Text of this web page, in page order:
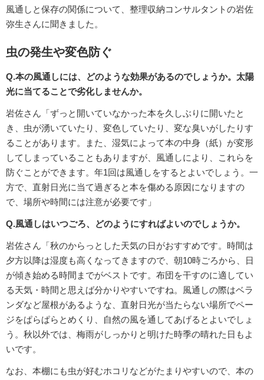
風通しと保存の関係について、整理収納コンサルタントの岩佐
弥生さんに聞きました。
虫の発生や変色防ぐ
Q.本の風通しには、どのような効果があるのでしょうか。太陽
光に当てることで劣化しませんか。
岩佐さん「ずっと開いていなかった本を久しぶりに開いたと
き、虫が湧いていたり、変色していたり、変な臭いがしたりす
ることがあります。また、湿気によって本の中身（紙）が変形
してしまっていることもありますが、風通しにより、これらを
防ぐことができます。年1回は風通しをするとよいでしょう。一
方で、直射日光に当て過ぎると本を傷める原因になりますの
で、場所や時間には注意が必要です」
Q.風通しはいつごろ、どのようにすればよいのでしょうか。
岩佐さん「秋のからっとした天気の日がおすすめです。時間は
夕方以降は湿度も高くなってきますので、朝10時ごろから、日
が傾き始める時間までがベストです。布団を干すのに適してい
る天気・時間と思えば分かりやすいですね。風通しの際はベラ
ンダなど屋根があるような、直射日光が当たらない場所でペー
ジをぱらぱらとめくり、自然の風を通してあげるとよいでしょ
う。秋以外では、梅雨がしっかりと明けた時季の晴れた日もよ
いです。
なお、本棚にも虫が好むホコリなどがたまりやすいので、本の